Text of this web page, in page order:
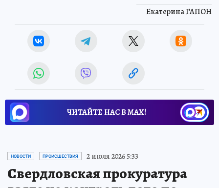
Екатерина ГАПОН
ЧИТАЙТЕ НАС В МАХ!
НОВОСТИ ПРОИСШЕСТВИЯ 2 июля 2026 5:33
Свердловская прокуратура